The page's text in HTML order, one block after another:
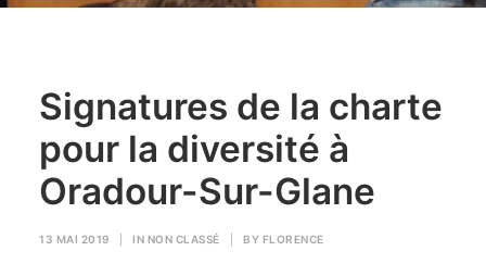
Signatures de la charte
pour la diversité à
Oradour-Sur-Glane
13 MAI 2019 IN NON CLASSÉ BY FLORENCE